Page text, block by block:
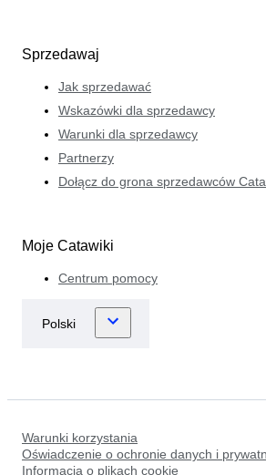
Sprzedawaj
Jak sprzedawać
Wskazówki dla sprzedawcy
Warunki dla sprzedawcy
Partnerzy
Dołącz do grona sprzedawców
Moje Catawiki
Centrum pomocy
Warunki korzystania
Oświadczenie o ochronie danych i
Informacja o plikach cookie